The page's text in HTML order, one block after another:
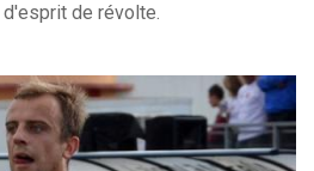
de révolte.